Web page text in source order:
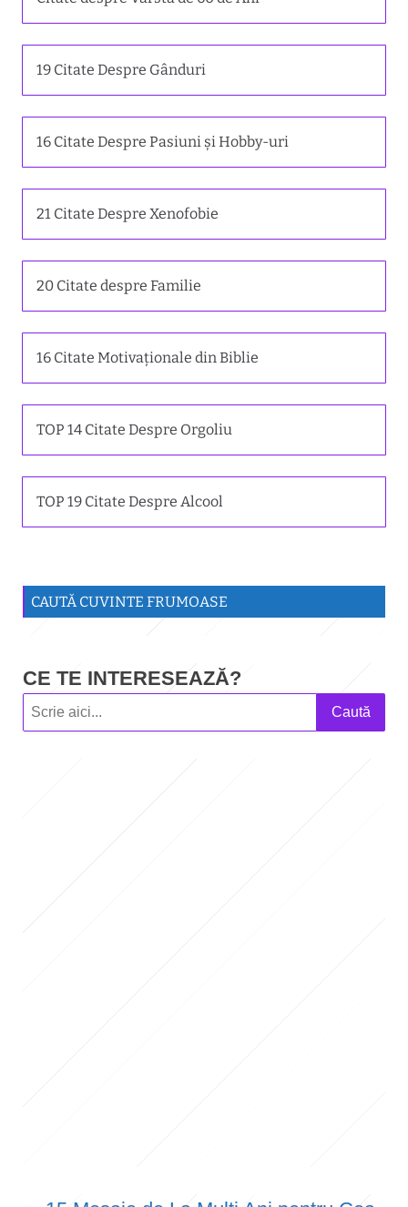
19 Citate Despre Gânduri
16 Citate Despre Pasiuni și Hobby-uri
21 Citate Despre Xenofobie
20 Citate despre Familie
16 Citate Motivaționale din Biblie
TOP 14 Citate Despre Orgoliu
TOP 19 Citate Despre Alcool
CAUTĂ CUVINTE FRUMOASE
CE TE INTERESEAZĂ?
Caută